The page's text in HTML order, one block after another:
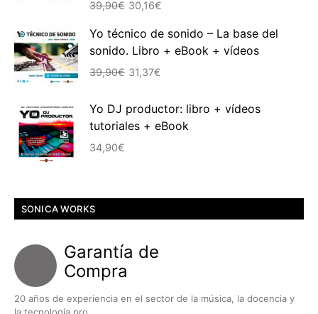
39,90€
original
era:
39,90€.
30,16€
actual
es:
Yo técnico de sonido – La base del
sonido. Libro + eBook + vídeos
39,90€ El
original
era:
39,90€.
31,37€
actual
es:
31,37€.
Yo DJ productor: libro + vídeos
tutoriales + eBook
34,90€
SONICA WORKS
Garantía de
Compra
20 años de experiencia en el sector de la música, la docencia y